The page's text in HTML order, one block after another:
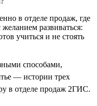
в отделе продаж, где
развиваться:
учиться и не стоять
способами,
— истории трех
в отделе продаж 2ГИС.